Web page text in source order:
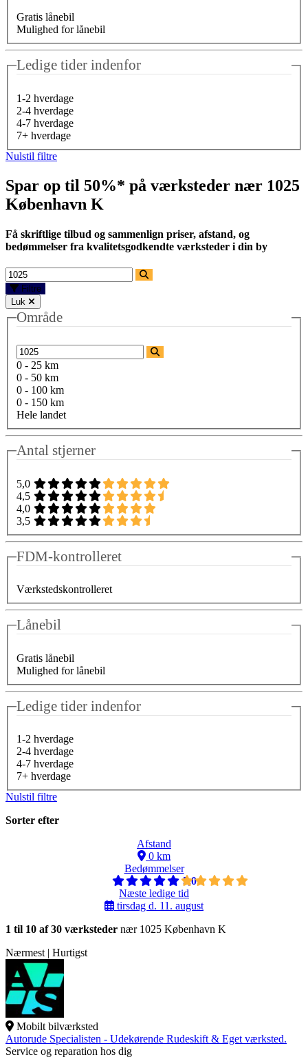
Gratis lånebil
Mulighed for lånebil
Ledige tider indenfor
1-2 hverdage
2-4 hverdage
4-7 hverdage
7+ hverdage
Nulstil filtre
Spar op til 50%* på værksteder nær 1025
København K
Få skriftlige tilbud og sammenlign priser, afstand, og
bedømmelser fra kvalitetsgodkendte værksteder i din by
Filtre
Luk
Område
0 - 25 km
0 - 50 km
0 - 100 km
0 - 150 km
Hele landet
Antal stjerner
5,0
4,5
4,0
3,5
FDM-kontrolleret
Værkstedskontrolleret
Lånebil
Gratis lånebil
Mulighed for lånebil
Ledige tider indenfor
1-2 hverdage
2-4 hverdage
4-7 hverdage
7+ hverdage
Nulstil filtre
Sorter efter
Afstand
0 km
Bedømmelser
5,0
Næste ledige tid
tirsdag d. 11. august
1 til 10 af 30 værksteder nær 1025 København K
Nærmest | Hurtigst
Mobilt bilværksted
Autorude Specialisten - Udekørende Rudeskift & Eget værksted.
Service og reparation hos dig